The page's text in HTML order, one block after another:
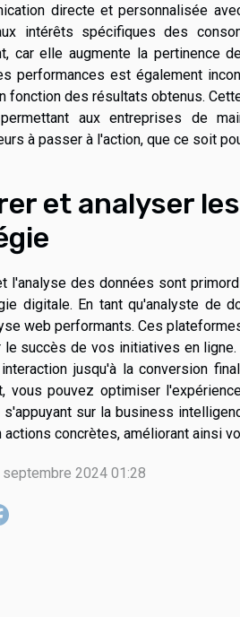
directe et personnalisée
intérêts spécifiques des
car elle augmente la pertinence
performances est également
fonction des résultats obtenus.
permettant aux entreprises de
à passer à l'action, que ce soit
et analyser
l'analyse des données sont
digitale. En tant qu'analyste de
web performants. Ces
le succès de vos initiatives en
jusqu'à la conversion
vous pouvez optimiser
s'appuyant sur la business
concrètes, améliorant ainsi
2024 01:28